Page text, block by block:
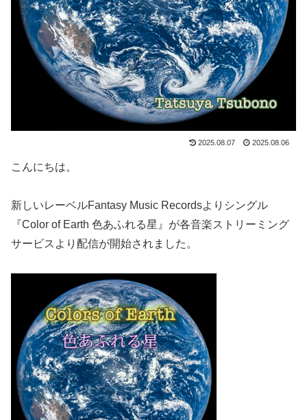
2025.08.07 2025.08.06
こんにちは。
新しいレーベルFantasy Music Recordsよりシングル
『Color of Earth 色あふれる星』が各音楽ストリーミング
サービスより配信が開始されました。